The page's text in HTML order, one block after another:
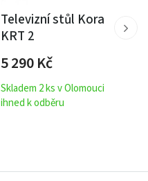
Televizní stůl Kora
KRT 2
5 290Kč
Skladem 2 ks v Olomouci
ihned k odběru